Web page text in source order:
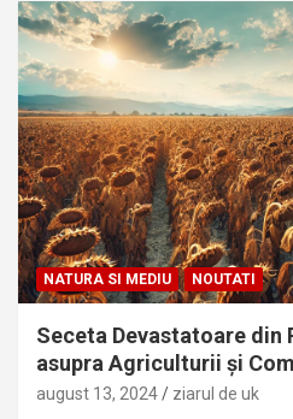
NATURA SI MEDIU NOUTATI
Seceta Devastatoare din
asupra Agriculturii și
august 13, 2024 ziarul de uk